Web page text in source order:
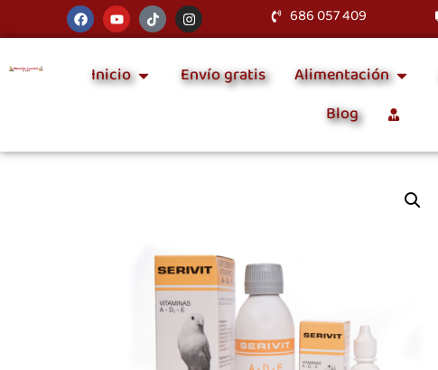
686 057 409
Inicio Envío gratis Alimentación
Blog